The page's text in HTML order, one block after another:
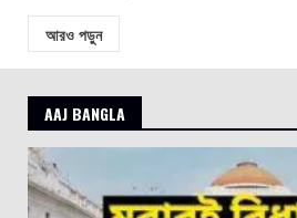
আরও পড়ুন
AAJ BANGLA